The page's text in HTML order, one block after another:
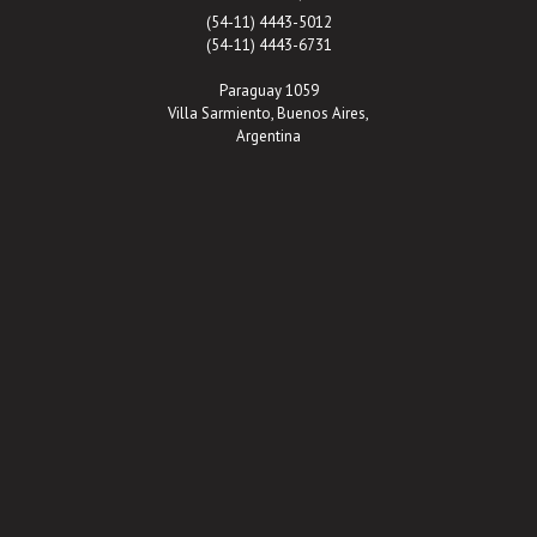
(54-11) 4443-5012
(54-11) 4443-6731
Paraguay 1059
Villa Sarmiento, Buenos Aires,
Argentina